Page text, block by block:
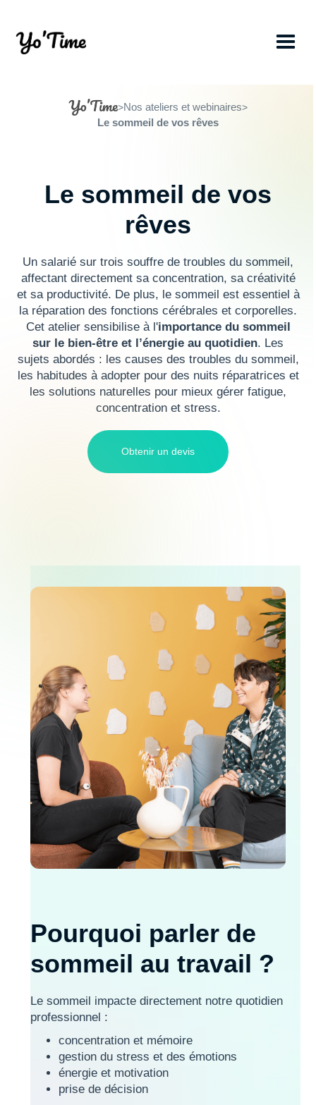
>Nos ateliers et webinaires>
Le sommeil de vos rêves
Le sommeil de vos
rêves
Un salarié sur trois souffre de troubles du sommeil,
affectant directement sa concentration, sa créativité
et sa productivité. De plus, le sommeil est essentiel à
la réparation des fonctions cérébrales et corporelles.
Cet atelier sensibilise à l'importance du sommeil
sur le bien-être et l’énergie au quotidien. Les
sujets abordés : les causes des troubles du sommeil,
les habitudes à adopter pour des nuits réparatrices et
les solutions naturelles pour mieux gérer fatigue,
concentration et stress.
Obtenir un devis
Pourquoi parler de
sommeil au travail ?
Le sommeil impacte directement notre quotidien
professionnel :
concentration et mémoire
gestion du stress et des émotions
énergie et motivation
prise de décision